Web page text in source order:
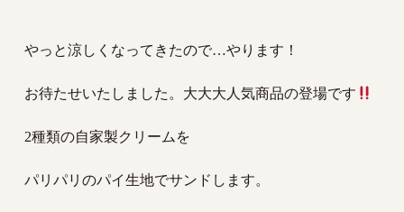
やっと涼しくなってきたので…やります！
お待たせいたしました。大大大人気商品の登場です
2種類の自家製クリームを
パリパリのパイ生地でサンドします。